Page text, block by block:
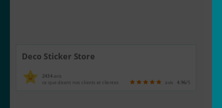
Deco Sticker Store
2434avis
ce que disent nos clients et clientes avis 4.96/5